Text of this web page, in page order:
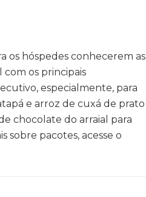
os hóspedes conhecerem as
os principais
especialmente, para
e arroz de cuxá de prato
chocolate do arraial para
sobre pacotes, acesse o